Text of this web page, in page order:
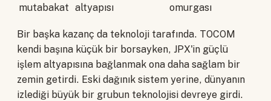
mutabakat altyapısı
omurgası
Bir başka kazanç da teknoloji tarafında. TOCOM
kendi başına küçük bir borsayken, JPX'in güçlü
işlem altyapısına bağlanmak ona daha sağlam bir
zemin getirdi. Eski dağınık sistem yerine, dünyanın
izlediği büyük bir grubun teknolojisi devreye girdi.